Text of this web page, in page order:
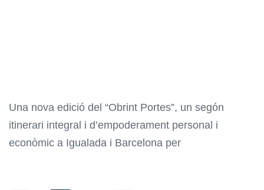
Una nova edició del “Obrint Portes”, un segón
itinerari integral i d’empoderament personal i
econòmic a Igualada i Barcelona per